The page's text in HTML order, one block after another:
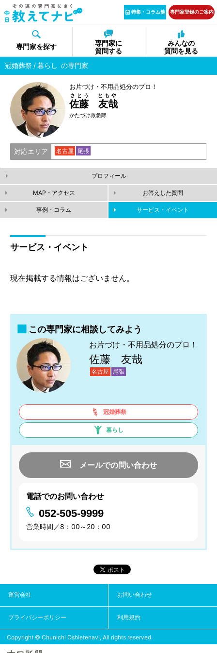
特集・コラム他 専門家登録のご案内
専門家を探す
専門家に
質問する
みんなの
質問を見る
冠婚葬祭
暮らし の専門家
お片づけ・不用品処分のプロ！
佐藤 友哉
さとう ともや
かたづけ救急隊
対応エリア 名古屋 尾張
プロフィール
MAP・アクセス お答えした質問
事例・コラム サービス・イベント
サービス・イベント
現在掲載する情報はございません。
この専門家に相談してみよう
お片づけ・不用品処分のプロ！
佐藤 友哉
名古屋 尾張
冠婚葬祭
暮らし
メールでの問い合わせ
電話でのお問い合わせ
052-505-9999
営業時間／8：00～20：00
運営会社 お問い合わせ
プライバシーポリシー 利用規約
Copyright © Chunichi Oshietenavi, All rights reserved.